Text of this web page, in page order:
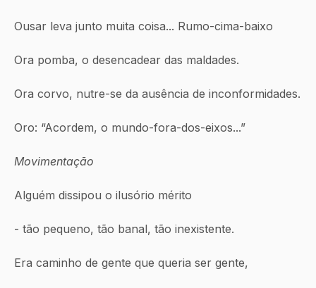
Ousar leva junto muita coisa... Rumo-cima-baixo
Ora pomba, o desencadear das maldades.
Ora corvo, nutre-se da ausência de inconformidades.
Oro: “Acordem, o mundo-fora-dos-eixos...”
Movimentação
Alguém dissipou o ilusório mérito
- tão pequeno, tão banal, tão inexistente.
Era caminho de gente que queria ser gente,